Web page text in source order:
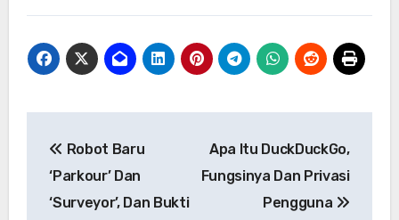
kiriman
Robot Baru
‘Parkour’ Dan
‘Surveyor’, Dan Bukti
Apa Itu DuckDuckGo,
Fungsinya Dan Privasi
Pengguna